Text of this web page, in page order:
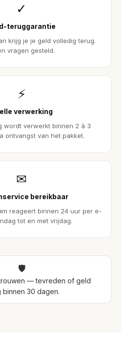
✓
teruggarantie
krijg je je geld volledig terug.
vragen gesteld.
⚡
verwerking
wordt verwerkt binnen 2 à 3
ontvangst van het pakket.
✉
bereikbaar
reageert binnen 24 uur per e-
tot en met vrijdag.
🛡
— tevreden of geld
binnen 30 dagen.